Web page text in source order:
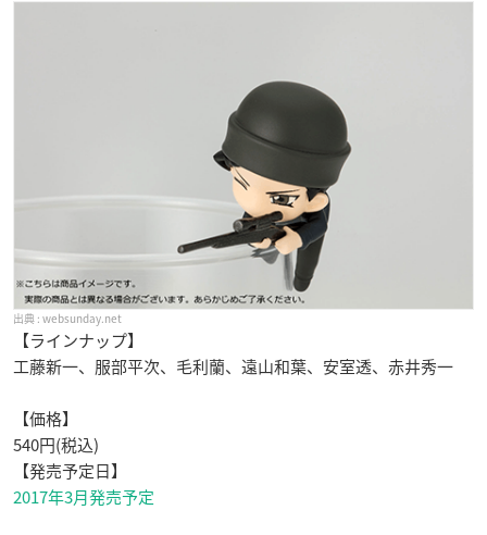
websunday.net
【ラインナップ】
工藤新一、服部平次、毛利蘭、遠山和葉、安室透、赤井秀一
【価格】
540円(税込)
【発売予定日】
2017年3月発売予定